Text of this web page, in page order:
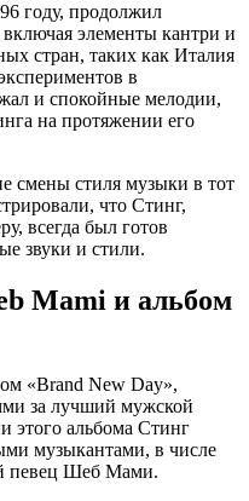
году, продолжил
элементы кантри и
стран, таких как Италия
в
и спокойные мелодии,
на протяжении его
смены стиля музыки в тот
что Стинг,
всегда был готов
звуки и стили.
Mami и альбом
«Brand New Day»,
за лучший мужской
этого альбома Стинг
музыкантами, в числе
певец Шеб Мами.